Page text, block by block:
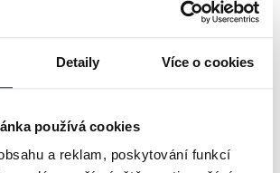
Detaily Více o cookies
používá cookies
a reklam, poskytování funkcí